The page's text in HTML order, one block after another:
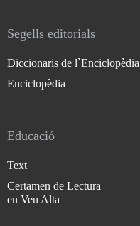
Segells editorials
Diccionaris de l`Enciclopèdia
Enciclopèdia
Educació
Text
Certamen de Lectura
en Veu Alta